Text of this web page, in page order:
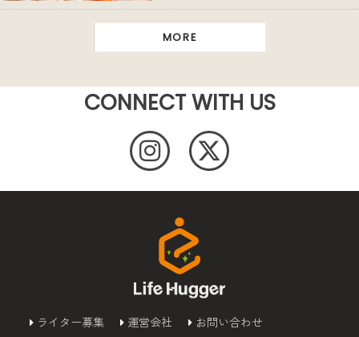
MORE
CONNECT WITH US
ライター募集 運営会社
お問い合わせ